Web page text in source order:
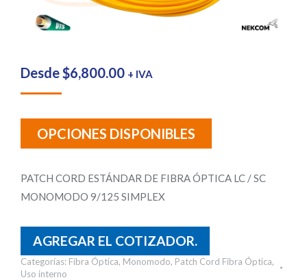
Desde $6,800.00 + IVA
OPCIONES DISPONIBLES
PATCH CORD ESTÁNDAR DE FIBRA ÓPTICA LC / SC
MONOMODO 9/125 SIMPLEX
AGREGAR EL COTIZADOR.
Categorías: Fibra Óptica, Monomodo, Patch Cord Fibra Óptica,
Uso interno